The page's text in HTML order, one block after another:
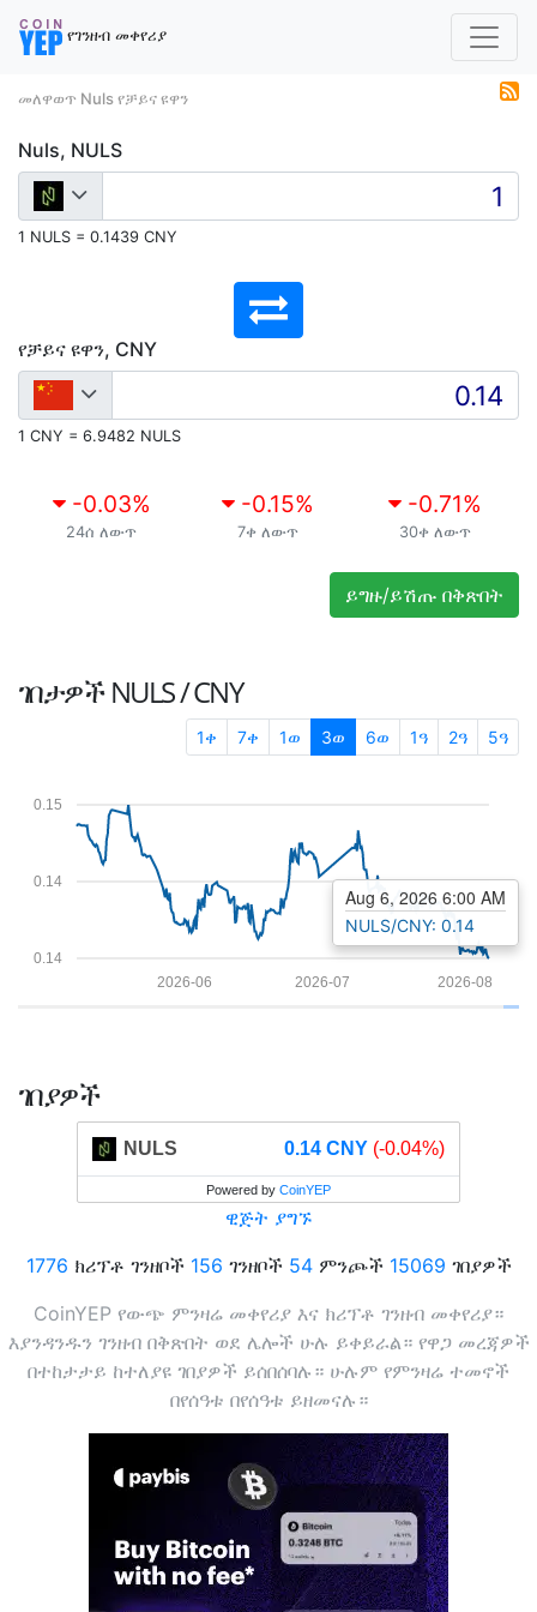
የገንዘብ መቀየሪያ
መለዋወጥ Nuls የቻይና ዩዋን
Nuls, NULS
1 NULS = 0.1439 CNY
የቻይና ዩዋን, CNY
1 CNY = 6.9482 NULS
-0.03%
24ሰ ለውጥ
-0.15%
7ቀ ለውጥ
-0.71%
30ቀ ለውጥ
ይግዙ/ይሽጡ በቅጽበት
ገበታዎችNULS / CNY
1ቀ 7ቀ 1ወ 3ወ 6ወ 1ዓ 2ዓ 5ዓ
0.14
0.14
0.15
2026-08
2026-07
2026-06
Aug 6, 2026 6:00 AM
NULS/CNY: 0.14
ገበያዎች
NULS 0.14 CNY (-0.04%)
Powered by CoinYEP
ዊጅት ያግኙ
1776 ክሪፕቶ ገንዘቦች 156 ገንዘቦች 54ምንጮች 15069 ገበያዎች
CoinYEP የውጭ ምንዛሬ መቀየሪያ እና ክሪፕቶ ገንዘብ መቀየሪያ።
እያንዳንዱን ገንዘብ በቅጽበት ወደ ሌሎች ሁሉ ይቀይራል። የዋጋ መረጃዎች
በተከታታይ ከተለያዩ ገበያዎች ይሰበሰባሉ። ሁሉም የምንዛሬ ተመኖች
በየሰዓቱ በየሰዓቱ ይዘመናሉ።